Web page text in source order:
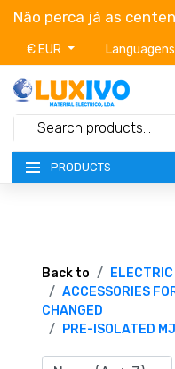
Não perca já as
€ EUR Languagens
PRODUCTS
TERMS OF SERVICE
CATALOGUES
CAMPAIGNS
Back to
ACCESSORIES
CHANGED
PRE-ISOLATED